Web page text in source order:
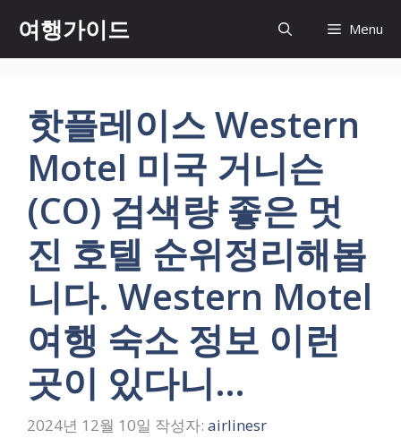
츠
여행가이드 Menu
핫플레이스 Western
Motel 미국 거니슨
(CO) 검색량 좋은 멋
진 호텔 순위정리해봅
니다. Western Motel
여행 숙소 정보 이런
곳이 있다니…
2024년 12월 10일 작성자: airlinesr